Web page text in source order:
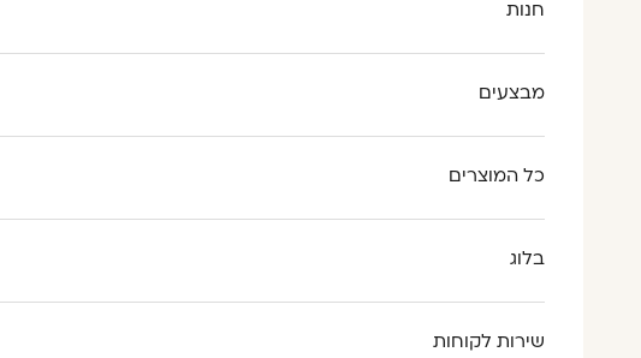
חנות
מבצעים
כל המוצרים
בלוג
שירות לקוחות